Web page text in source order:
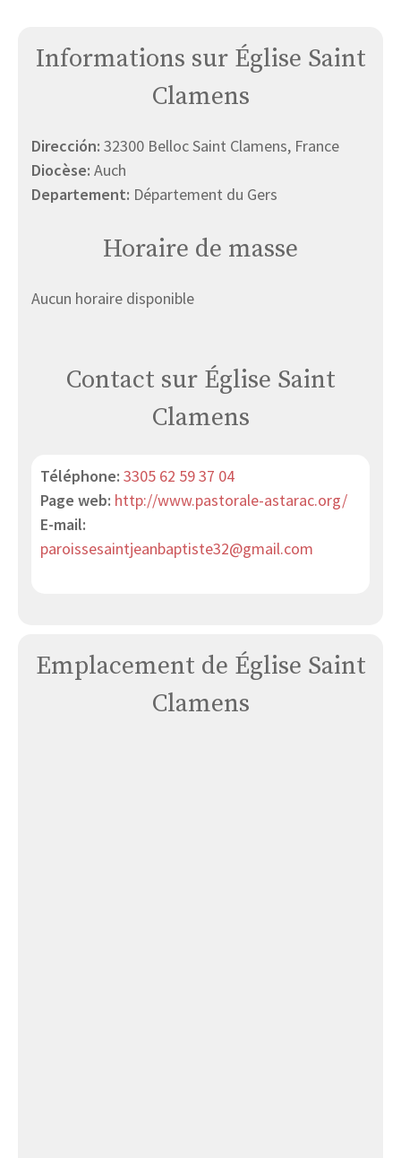
Informations sur Église Saint
Clamens
Dirección: 32300 Belloc Saint Clamens, France
Diocèse: Auch
Departement: Département du Gers
Horaire de masse
Aucun horaire disponible
Contact sur Église Saint
Clamens
Téléphone: 3305 62 59 37 04
Page web: http://www.pastorale-astarac.org/
E-mail:
paroissesaintjeanbaptiste32@gmail.com
Emplacement de Église Saint
Clamens